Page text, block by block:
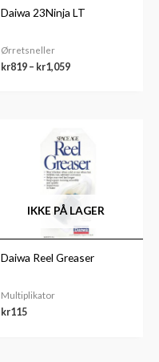
Daiwa 23Ninja LT
Ørretsneller
kr819 – kr1,059
IKKE PÅ LAGER
Daiwa Reel Greaser
Multiplikator
kr115